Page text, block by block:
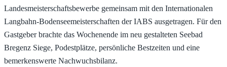
Landesmeisterschaftsbewerbe gemeinsam mit den Internationalen
Langbahn-Bodenseemeisterschaften der IABS ausgetragen. Für den
Gastgeber brachte das Wochenende im neu gestalteten Seebad
Bregenz Siege, Podestplätze, persönliche Bestzeiten und eine
bemerkenswerte Nachwuchsbilanz.